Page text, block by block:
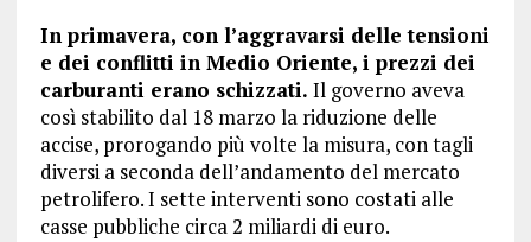
In primavera, con l’aggravarsi delle tensioni
e dei conflitti in Medio Oriente, i prezzi dei
carburanti erano schizzati. Il governo aveva
così stabilito dal 18 marzo la riduzione delle
accise, prorogando più volte la misura, con tagli
diversi a seconda dell’andamento del mercato
petrolifero. I sette interventi sono costati alle
casse pubbliche circa 2 miliardi di euro.